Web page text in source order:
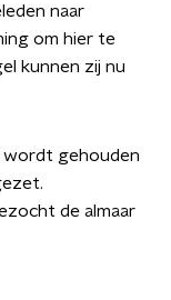
naar
om hier te
kunnen zij nu
wordt gehouden
de almaar